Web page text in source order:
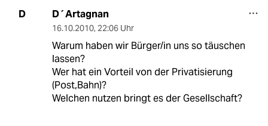
D D´Artagnan
16.10.2010, 22:06 Uhr
Warum haben wir Bürger/in uns so täuschen
lassen?
Wer hat ein Vorteil von der Privatisierung
(Post,Bahn)?
Welchen nutzen bringt es der Gesellschaft?